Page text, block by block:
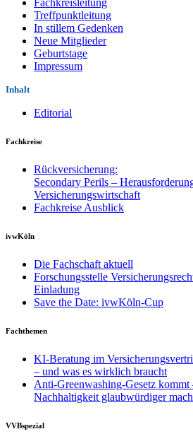
Fachkreisleitung
Treffpunktleitung
In stillem Gedenken
Neue Mitglieder
Geburtstage
Impressum
Inhalt
Editorial
Fachkreise
Rückversicherung:
Secondary Perils –
Versicherungswirtschaft
Fachkreise Ausblick
ivwKöln
Die Fachschaft aktuell
Forschungsstelle
Einladung
Save the Date: ivwKöln-Cup
Fachthemen
KI-Beratung im
– und was es wirklich braucht
Anti-Greenwashing-Gesetz
Nachhaltigkeit glaubwürdiger
VVBspezial